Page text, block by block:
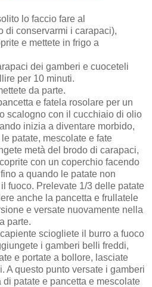
lo faccio fare al
di conservarmi i carapaci),
e mettete in frigo a
dei gamberi e cuoceteli
per 10 minuti.
da parte.
e fatela rosolare per un
scalogno con il cucchiaio di olio
inizia a diventare morbido,
patate, mescolate e fate
metà del brodo di carapaci,
con un coperchio facendo
a quando le patate non
fuoco. Prelevate 1/3 delle patate
anche la pancetta e frullatele
e versate nuovamente nella
parte.
sciogliete il burro a fuoco
i gamberi belli freddi,
e portate a bollore, lasciate
A questo punto versate i gamberi
patate e pancetta e mescolate